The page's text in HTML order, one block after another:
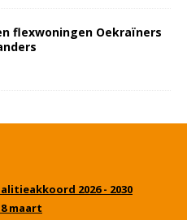
flexwoningen Oekraïners
2026 - 2030
maart